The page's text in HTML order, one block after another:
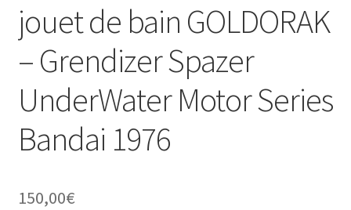
jouet de bain GOLDORAK
– Grendizer Spazer
UnderWater Motor Series
Bandai 1976
150,00€